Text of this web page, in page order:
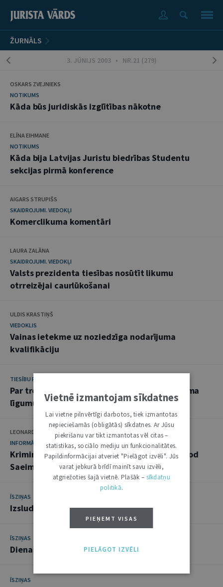
ŽURNĀLS
3. JŪNIJS 2003 • NR.21 (279)
OSKARS ZVEJNIEKS
NOTIKUMS
Kāda būs juridiskās izglītības nākotne
ELĪNA EIHMANE
NOTIKUMS
Kāda bija Latvijas Juristu biedrības Studentu
sekcijas pirmā konference
AIGARS STRUPIŠS
SKAIDROJUMI. VIEDOKĻI
Komerclikuma komentāri
LAURA ZALĀNA
SKAIDROJUMI. VIEDOKĻI
Valsts prezidenta tiesības nosūtīt likumu
otrreizējai caurlūkošanai
ULDIS KRASTIŅŠ
VIEDOKLIS
Vainas ietekme uz noziedzīga nodarījuma
kvalifikāciju
TIESĪBU PRAKSE
Par trešās personas tiesībām apstrīdēt pirkuma
līgumu
LEONARDS PĀVILS
INFORMĀCIJA
Kriminālprocesa likuma projektu valdība nodod
Saeimas lemšanai
ĪSZIŅAS
Izsludinātie likumi
ĪSZIŅAS
Dienas un darbi
ĪSZIŅAS
Vietnē izmantojam sīkdatnes
Lai vietne pilnvērtīgi darbotos, tiek izmantotas
nepieciešamās (obligātās) sīkdatnes. Ar Jūsu
piekrišanu var tikt izmantotas vēl citas –
statistikas, sociālo mediju un funkcionalitātes.
Papildinformācijai atveriet "Pielāgot izvēli". Jūs
varat jebkurā brīdī mainīt savu izvēli,
atgriežoties šajā vietnē. Plašāk – sīkdatņu
politikā.
PIEŅEMT VISAS
PIELĀGOT IZVĒLI